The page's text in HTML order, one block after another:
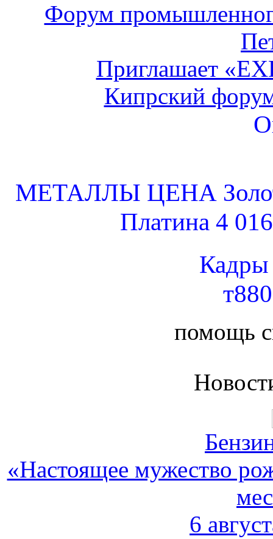
Форум
Приглашает
Кипрский
МЕТАЛЛЫ ЦЕНА
Платина 4
Кадры
помощь
«Настоящее мужество
6